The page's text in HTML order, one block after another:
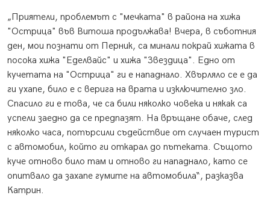
„Приятели, проблемът с "мечката" в района на хижа
"Острица" във Витоша продължава! Вчера, в съботния
ден, мои познати от Перник, са минали покрай хижата в
посока хижа "Еделвайс" и хижа "Звездица". Едно от
кучетата на "Острица" ги е нападнало. Хвърляло се е да
ги ухапе, било е с верига на врата и изключително зло.
Спасило ги е това, че са били няколко човека и някак са
успели заедно да се предпазят. На връщане обаче, след
няколко часа, потърсили съдействие от случаен турист
с автомобил, който ги откарал до пътеката. Същото
куче отново било там и отново ги нападнало, като се
опитвало да захапе гумите на автомобила“, разказва
Катрин.